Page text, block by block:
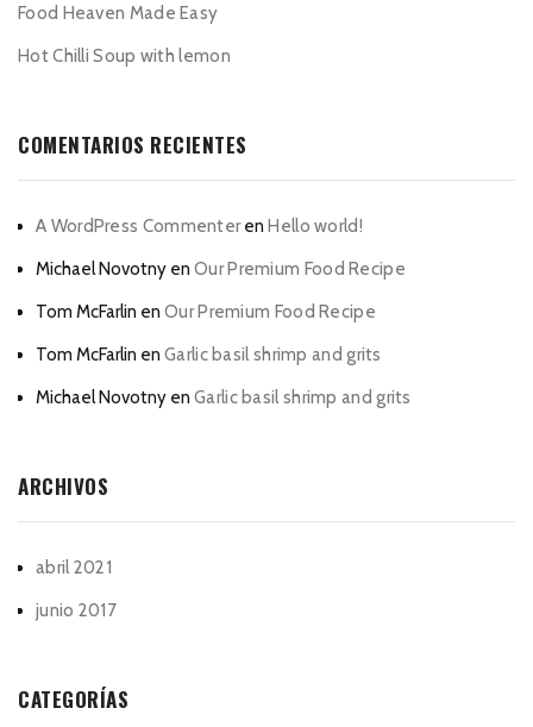
Food Heaven Made Easy
Hot Chilli Soup with lemon
COMENTARIOS RECIENTES
A WordPress CommenterenHello world!
Michael Novotny en Our Premium Food Recipe
Tom McFarlin en Our Premium Food Recipe
Tom McFarlin en Garlic basil shrimp and grits
Michael Novotny en Garlic basil shrimp and grits
ARCHIVOS
abril 2021
junio 2017
CATEGORÍAS